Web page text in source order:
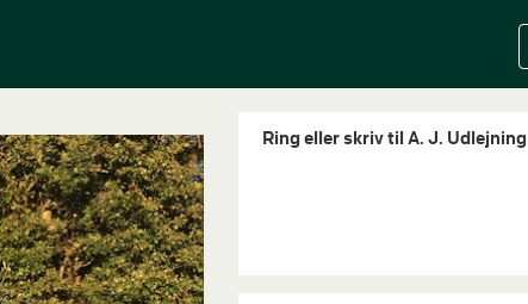
Ring eller skriv til A. J. Udlejning